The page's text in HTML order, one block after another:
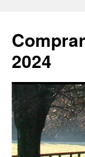
2024